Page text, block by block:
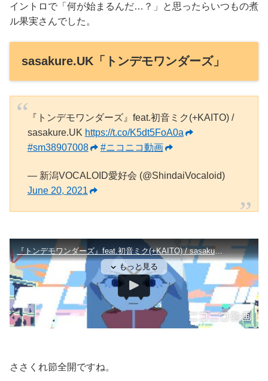
イントロで「何が始まるんだ…？」と思ったらいつもの煮
ル果実さんでした。
sasakure.‌UK「トンデモワンダーズ」
『トンデモワンダーズ』feat.初音ミク(+KAITO) /
sasakure.‌UK https://t.co/K5dt5FoA0a
#sm38907008
#ニコニコ動画
— 新潟VOCALOID愛好会 (@ShindaiVocaloid)
June 20, 2021
ささくれ節全開ですね。